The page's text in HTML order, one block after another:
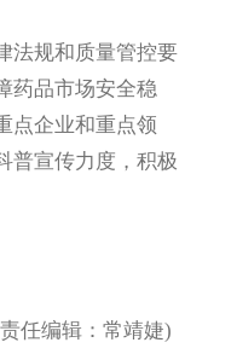
法规和质量管控要
药品市场安全稳
点企业和重点领
普宣传力度，积极
任编辑：常靖婕)